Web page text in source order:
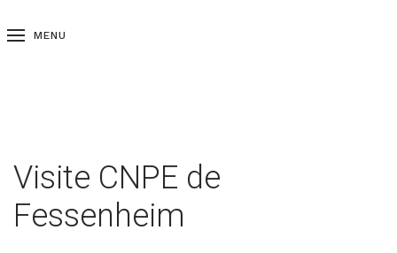
MENU
Visite CNPE de
Fessenheim